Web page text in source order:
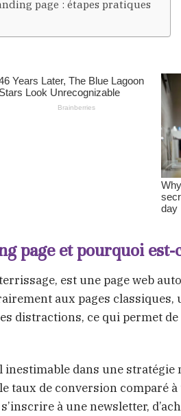
page : étapes pratiques
page et pourquoi
est une page web
aux pages
distractions, ce qui permet
dans une
taux de conversion comparé
s’inscrire à une newsletter,